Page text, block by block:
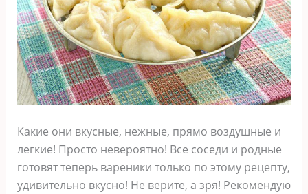
Какие они вкусные, нежные, прямо воздушные и
легкие! Просто невероятно! Все соседи и родные
готовят теперь вареники только по этому рецепту,
удивительно вкусно! Не верите, а зря! Рекомендую